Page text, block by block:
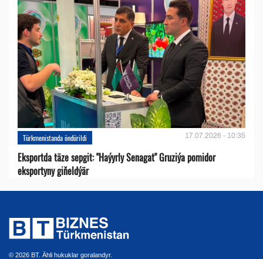
Türkmenistanda öndürildi 17.07.2026 - 10:35
Eksportda täze sepgit: "Haýyrly Senagat" Gruziýa pomidor
eksportyny giňeldýär
© 2026 BT. Ähli hukuklar goralandyr.